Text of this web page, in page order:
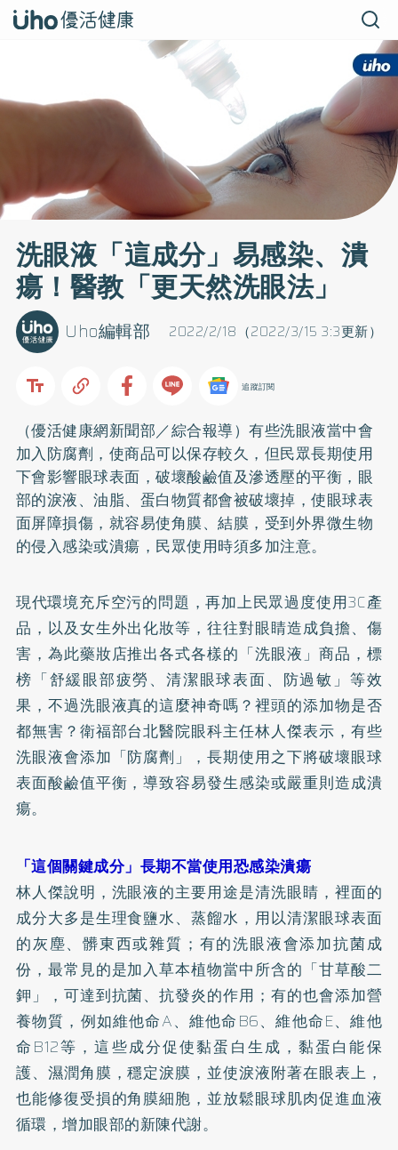
洗眼液「這成分」易感染、潰
瘍！醫教「更天然洗眼法」
2022/2/18（2022/3/15 3:3更新）
Uho編輯部
追蹤訂閱
（優活健康網新聞部／綜合報導）有些洗眼液當中會
加入防腐劑，使商品可以保存較久，但民眾長期使用
下會影響眼球表面，破壞酸鹼值及滲透壓的平衡，眼
部的淚液、油脂、蛋白物質都會被破壞掉，使眼球表
面屏障損傷，就容易使角膜、結膜，受到外界微生物
的侵入感染或潰瘍，民眾使用時須多加注意。
現代環境充斥空污的問題，再加上民眾過度使用3C產
品，以及女生外出化妝等，往往對眼睛造成負擔、傷
害，為此藥妝店推出各式各樣的「洗眼液」商品，標
榜「舒緩眼部疲勞、清潔眼球表面、防過敏」等效
果，不過洗眼液真的這麼神奇嗎？裡頭的添加物是否
都無害？衛福部台北醫院眼科主任林人傑表示，有些
洗眼液會添加「防腐劑」，長期使用之下將破壞眼球
表面酸鹼值平衡，導致容易發生感染或嚴重則造成潰
瘍。
「這個關鍵成分」長期不當使用恐感染潰瘍
林人傑說明，洗眼液的主要用途是清洗眼睛，裡面的
成分大多是生理食鹽水、蒸餾水，用以清潔眼球表面
的灰塵、髒東西或雜質；有的洗眼液會添加抗菌成
份，最常見的是加入草本植物當中所含的「甘草酸二
鉀」，可達到抗菌、抗發炎的作用；有的也會添加營
養物質，例如維他命A、維他命B6、維他命E、維他
命B12等，這些成分促使黏蛋白生成，黏蛋白能保
護、濕潤角膜，穩定淚膜，並使淚液附著在眼表上，
也能修復受損的角膜細胞，並放鬆眼球肌肉促進血液
循環，增加眼部的新陳代謝。